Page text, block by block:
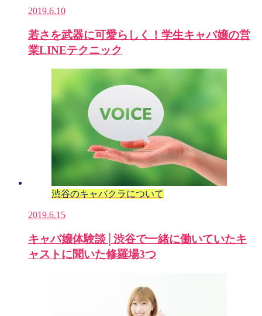
2019.6.10
若さを武器に可愛らしく！学生キャバ嬢の営
業LINEテクニック
渋谷のキャバクラについて
2019.6.15
キャバ嬢体験談│渋谷で一緒に働いていたキ
ャストに聞いた修羅場3つ